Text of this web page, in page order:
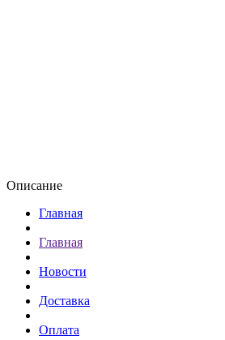
Описание
Главная
Главная
Новости
Доставка
Оплата